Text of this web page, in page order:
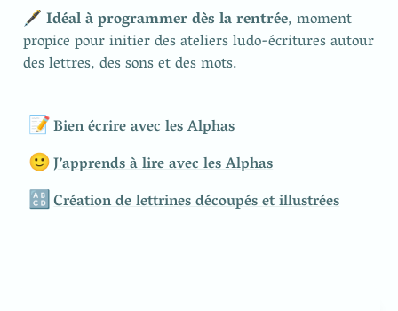
🖋️ Idéal à programmer dès la rentrée, moment
propice pour initier des ateliers ludo-écritures autour
des lettres, des sons et des mots.
📝Bien écrire avec les Alphas
🙂J’apprends à lire avec les Alphas
🔠Création de lettrines découpés et illustrées